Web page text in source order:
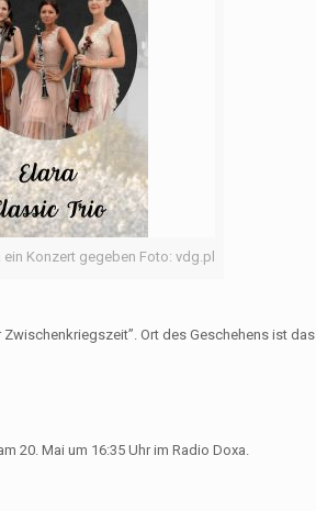
Konzert gegeben Foto: vdg.pl
Ort des Geschehens ist das
20. Mai um 16:35 Uhr im Radio Doxa.